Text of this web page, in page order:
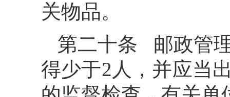
关物品。
第二十条 邮政管
得少于2人，并应当